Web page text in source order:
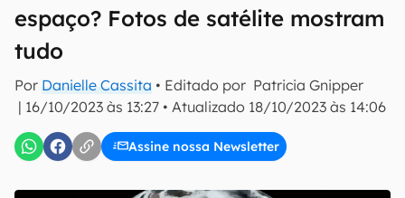
espaço? Fotos de satélite mostram
tudo
Por Danielle Cassita • Editado por Patricia Gnipper
| 16/10/2023 às 13:27 • Atualizado 18/10/2023 às 14:06
Assine nossa Newsletter
E-mail
inscreva-se
Confirmo que li, aceito e concordo com os Termos de
Uso e Política de Privacidade do Canaltech.